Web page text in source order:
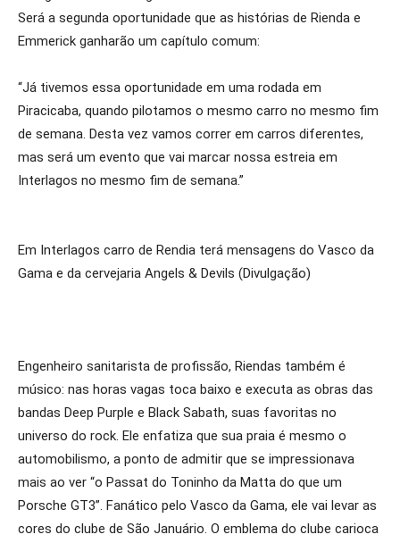
Será a segunda oportunidade que as histórias de Rienda e
Emmerick ganharão um capítulo comum:
“Já tivemos essa oportunidade em uma rodada em
Piracicaba, quando pilotamos o mesmo carro no mesmo fim
de semana. Desta vez vamos correr em carros diferentes,
mas será um evento que vai marcar nossa estreia em
Interlagos no mesmo fim de semana.”
Em Interlagos carro de Rendia terá mensagens do Vasco da
Gama e da cervejaria Angels & Devils (Divulgação)
Engenheiro sanitarista de profissão, Riendas também é
músico: nas horas vagas toca baixo e executa as obras das
bandas Deep Purple e Black Sabath, suas favoritas no
universo do rock. Ele enfatiza que sua praia é mesmo o
automobilismo, a ponto de admitir que se impressionava
mais ao ver “o Passat do Toninho da Matta do que um
Porsche GT3”. Fanático pelo Vasco da Gama, ele vai levar as
cores do clube de São Januário. O emblema do clube carioca